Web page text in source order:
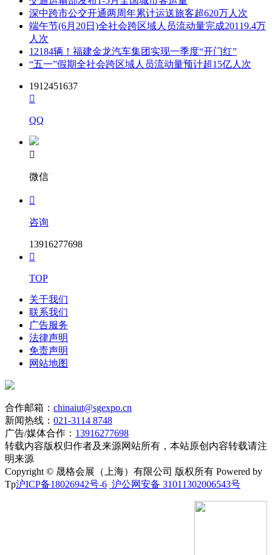
深中跨市公交开通两周年累计运送旅客超620万人次
端午节(6月20日)全社会跨区域人员流动量完成20119.4万
人次
12184辆！福建金龙汽车集团实现一季度“开门红”
“五一”假期全社会跨区域人员流动量预计超15亿人次
1912451637

QQ

微信

咨询
13916277698

TOP
关于我们
联系我们
广告服务
法律声明
免责声明
网站地图
合作邮箱： chinaiut@sgexpo.cn
新闻热线： 021-3114 8748
广告/媒体合作： 13916277698
转载内容版权归作者及来源网站所有，本站原创内容转载请注
明来源
Copyright © 晟格会展（上海）有限公司 版权所有 Powered by
Tp沪ICP备18026942号-6 沪公网安备 31011302006543号